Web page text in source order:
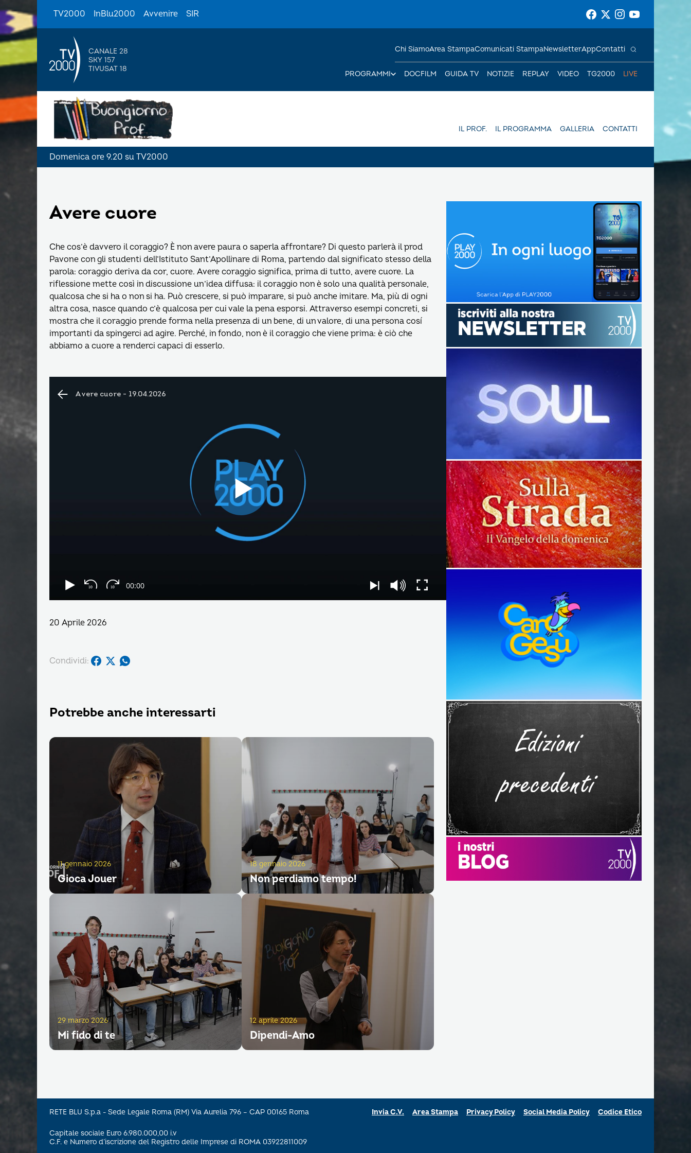
TV2000 InBlu2000 Avvenire SIR
CANALE 28
SKY 157
TIVUSAT 18
PROGRAMMI DOCFILM GUIDA TV NOTIZIE REPLAY VIDEO TG2000 LIVE
Chi SiamoArea StampaComunicati StampaNewsletterAppContatti
IL PROF. IL PROGRAMMA GALLERIA CONTATTI
Domenica ore 9.20 su TV2000
Avere cuore
Che cos’è davvero il coraggio? È non avere paura o saperla affrontare? Di questo parlerà il prod
Pavone con gli studenti dell’Istituto Sant’Apollinare di Roma, partendo dal significato stesso della
parola: coraggio deriva da cor, cuore. Avere coraggio significa, prima di tutto, avere cuore. La
riflessione mette così in discussione un’idea diffusa: il coraggio non è solo una qualità personale,
qualcosa che si ha o non si ha. Può crescere, si può imparare, si può anche imitare. Ma, più di ogni
altra cosa, nasce quando c’è qualcosa per cui vale la pena esporsi. Attraverso esempi concreti, si
mostra che il coraggio prende forma nella presenza di un bene, di un valore, di una persona cosí
importanti da spingerci ad agire. Perché, in fondo, non è il coraggio che viene prima: è ciò che
abbiamo a cuore a renderci capaci di esserlo.
20 Aprile 2026
Condividi:
Potrebbe anche interessarti
11 gennaio 2026
Gioca Jouer
18 gennaio 2026
Non perdiamo tempo!
29 marzo 2026
Mi fido di te
12 aprile 2026
Dipendi-Amo
RETE BLU S.p.a - Sede Legale Roma (RM) Via Aurelia 796 – CAP 00165 Roma
Capitale sociale Euro 6.980.000,00 i.v
C.F. e Numero d’iscrizione del Registro delle Imprese di ROMA 03922811009
Invia C.V. Area Stampa Privacy Policy Social Media Policy Codice Etico